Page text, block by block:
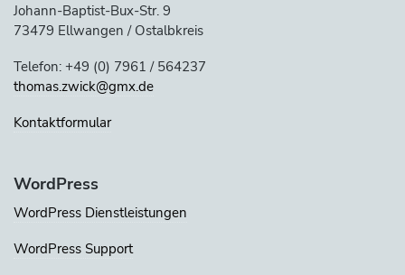
Johann-Baptist-Bux-Str. 9
73479 Ellwangen / Ostalbkreis
Telefon: +49 (0) 7961 / 564237
thomas.zwick@gmx.de
Kontaktformular
WordPress
WordPress Dienstleistungen
WordPress Support